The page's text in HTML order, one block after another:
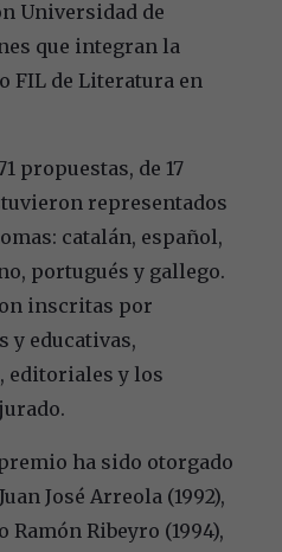
Universidad de
que integran la
FIL de Literatura en
propuestas, de 17
representados
catalán, español,
portugués y gallego.
inscritas por
y educativas,
editoriales y los
ha sido otorgado
José Arreola (1992),
Ramón Ribeyro (1994),